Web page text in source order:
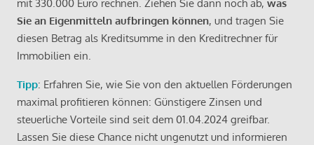
mit 330.000 Euro rechnen. Ziehen Sie dann noch ab, was
Sie an Eigenmitteln aufbringen können, und tragen Sie
diesen Betrag als Kreditsumme in den Kreditrechner für
Immobilien ein.
Tipp: Erfahren Sie, wie Sie von den aktuellen Förderungen
maximal profitieren können: Günstigere Zinsen und
steuerliche Vorteile sind seit dem 01.04.2024 greifbar.
Lassen Sie diese Chance nicht ungenutzt und informieren